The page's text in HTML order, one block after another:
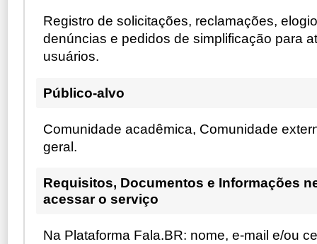
Registro de solicitações, reclamações,
denúncias e pedidos de simplificação para
usuários.
Público-alvo
Comunidade acadêmica, Comunidade
geral.
Requisitos, Documentos e Informações
acessar o serviço
Na Plataforma Fala.BR: nome, e-mail e/ou